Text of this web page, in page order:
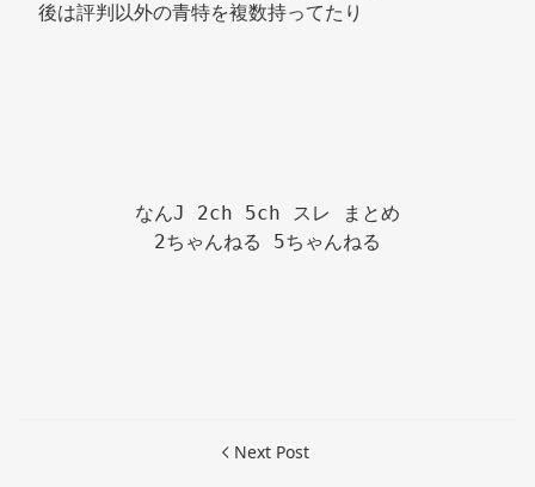
後は評判以外の青特を複数持ってたり
なんJ 2ch 5ch スレ まとめ
2ちゃんねる 5ちゃんねる
Next Post